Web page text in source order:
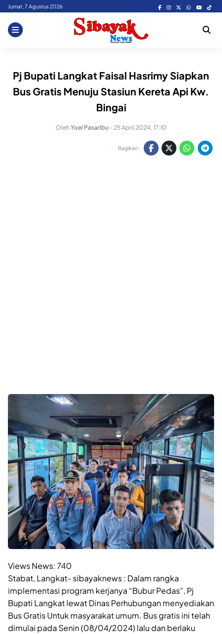
Skip
content
Jumat, 7 Agustus 2026
Pj Bupati Langkat Faisal Hasrimy Siapkan
Bus Gratis Menuju Stasiun Kereta Api Kw.
Bingai
Oleh Yoel Pasaribu - 25 April 2024, 17:10
Bagikan:
Views News: 740
Stabat, Langkat- sibayaknews : Dalam rangka
implementasi program kerjanya “Bubur Pedas”, Pj
Bupati Langkat lewat Dinas Perhubungan menyediakan
Bus Gratis Untuk masyarakat umum. Bus gratis ini telah
dimulai pada Senin (08/04/2024) lalu dan berlaku